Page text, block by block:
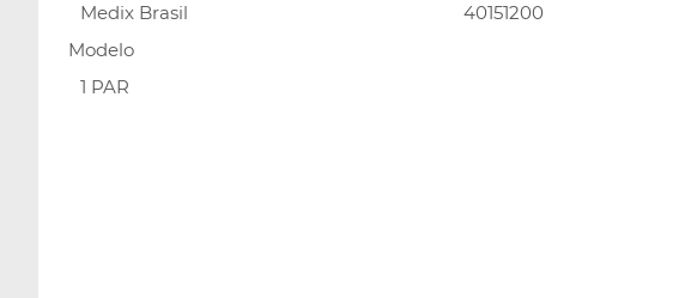
Medix Brasil
Modelo
1 PAR
40151200